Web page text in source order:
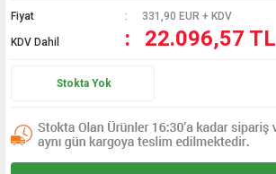
Fiyat 331,90 EUR + KDV
KDV Dahil 22.096,57 TL
Stokta Yok